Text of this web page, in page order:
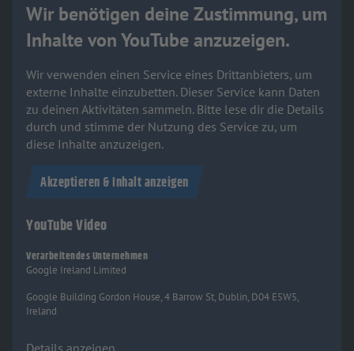
Wir benötigen deine Zustimmung, um
Inhalte von YouTube anzuzeigen.
Wir verwenden einen Service eines Drittanbieters, um
externe Inhalte einzubetten. Dieser Service kann Daten
zu deinen Aktivitäten sammeln. Bitte lese dir die Details
durch und stimme der Nutzung des Service zu, um
diese Inhalte anzuzeigen.
Akzeptieren & Inhalt anzeigen
YouTube Video
Verarbeitendes Unternehmen
Google Ireland Limited
Google Building Gordon House, 4 Barrow St, Dublin, D04 E5W5,
Ireland
Details anzeigen